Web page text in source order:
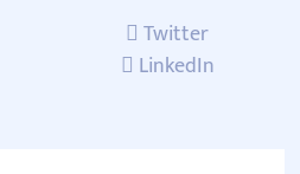
Twitter
LinkedIn